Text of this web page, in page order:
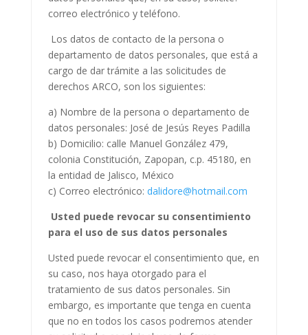
correo electrónico y teléfono.
Los datos de contacto de la persona o
departamento de datos personales, que está a
cargo de dar trámite a las solicitudes de
derechos ARCO, son los siguientes:
a) Nombre de la persona o departamento de
datos personales: José de Jesús Reyes Padilla
b) Domicilio: calle Manuel González 479,
colonia Constitución, Zapopan, c.p. 45180, en
la entidad de Jalisco, México
c) Correo electrónico: dalidore@hotmail.com
Usted puede revocar su consentimiento
para el uso de sus datos personales
Usted puede revocar el consentimiento que, en
su caso, nos haya otorgado para el
tratamiento de sus datos personales. Sin
embargo, es importante que tenga en cuenta
que no en todos los casos podremos atender